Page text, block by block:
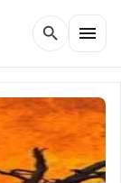
search menu